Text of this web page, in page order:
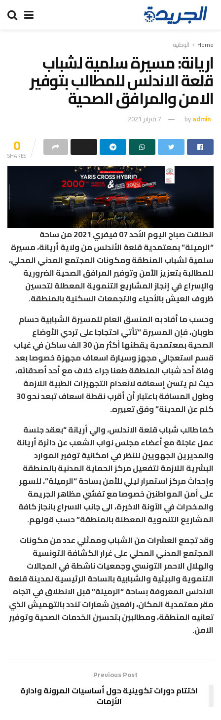
Home الوطنية
اريانة: مسيرة سلمية لشباب
قلعة الاندلس للمطالب بتوفير
الامن والمرافق الصحية
byadmin 7 فبراير 2021
0
SHARES
انطلقت صباح اليوم الأحد 07 فيفري 2021 من ساحة
“الرميلة” بمعتمدية قلعة الأندلس من ولاية أريانة، مسيرة
سلمية لشباب المنطقة ومكونات المجتمع المدني المحلي،
للمطالبة بتعزيز الأمن وتوفير المرافق الصحية الضرورية
والإسراع في إنجاز المشاريع التنموية المعطلة لتحسين
ظروف العيش بالأحياء والتجمعات السكنية بالمنطقة.
وحسب ما أفاد به المنسق العام للمسيرة الشبابية حسام
طوبان، فإن المسيرة “تأتي احتجاجا على تردي الأوضاع
الصحية بمعتمدية يقطنها أكثر من 30 الف ساكن في غياب
قسم استعجالي مجهز وسيارة اسعاف مجهزة خصوصا بعد
وفاة أحد شباب المنطقة طعنا جراء خلاف مع أحد أصدقائه،
حيث لم يتسن إسعافه لانعدام التجهيزات الطبية اللازمة
وطول المسافة باعتبار أن أقرب نقطة اسعاف تبعد نحو 30
كلم عن المدينة” وفق تعبيره.
كما طالب شباب قلعة الاندلس، والي أريانة “بعقد جلسة
عمل عاجلة مع أعضاء مجلس نواب الشعب عن دائرة أريانة
والمديرين الجهويين للنظر في امكانية توفير الموارد
البشرية اللازمة لتفعيل مركز الحماية المدنية بالمنطقة
وإحداث مركز استمرار ليلي للأمن بساحة “الرميلة”، للسهر
على أمن المواطنين خصوصا مع تفشي مظاهر الجريمة
والمخدرات في الآونة الاخيرة، الى جانب الاسراع بانجاز كافة
المشاريع التنموية المعطلة بالمنطقة” حسب قولهم.
وقد تجمع العشرات من الشباب وممثلي عدد من مكونات
المجتمع المدني المحلي على غرار الكشافة التونسية
والهلال الاحمر التونسي وجمعيات ناشطة في المجالات
التنموية والبيئية والشبابية بالساحة الرئيسية لمدينة قلعة
الاندلس المعروفة بساحة “الرميلة” قبل الانطلاق في اتجاه
مقر معتمدية المكان، رافعين شعارات تندد بالتهميش الذي
تعانيه المنطقة، ومطالبين بتحسين الخدمات الصحية وتوفير
الامن.
Previous Post
اختتام دورات تكوينية حول أساسيات المرونة وادارة
الأزمات